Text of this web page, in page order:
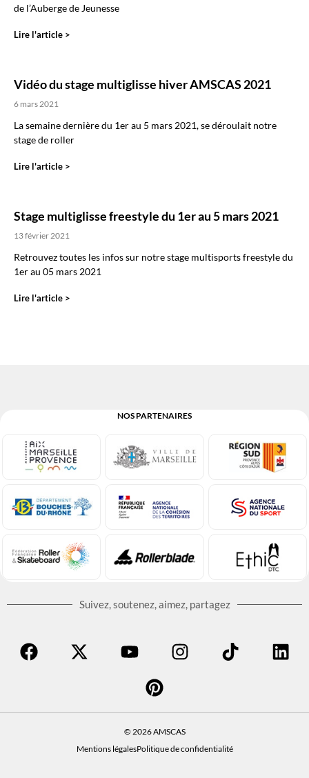
de l’Auberge de Jeunesse
Lire l'article >
Vidéo du stage multiglisse hiver AMSCAS 2021
6 mars 2021
La semaine dernière du 1er au 5 mars 2021, se déroulait notre
stage de roller
Lire l'article >
Stage multiglisse freestyle du 1er au 5 mars 2021
13 février 2021
Retrouvez toutes les infos sur notre stage multisports freestyle du
1er au 05 mars 2021
Lire l'article >
NOS PARTENAIRES
Suivez, soutenez, aimez, partagez
© 2026 AMSCAS
Mentions légalesPolitique de confidentialité